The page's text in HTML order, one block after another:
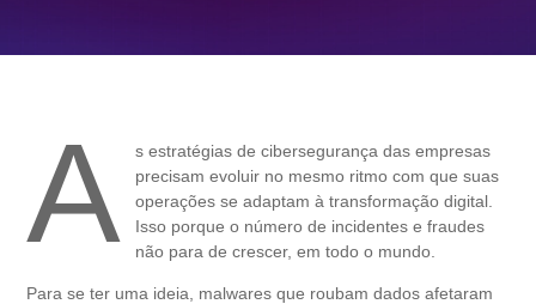
A
s estratégias de cibersegurança das empresas
precisam evoluir no mesmo ritmo com que suas
operações se adaptam à transformação digital.
Isso porque o número de incidentes e fraudes
não para de crescer, em todo o mundo.
Para se ter uma ideia, malwares que roubam dados afetaram